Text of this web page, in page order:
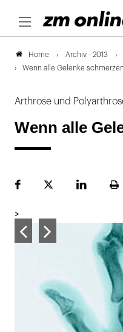
Home Archiv - 2013
Wenn alle Gelenke schmerzen
Arthrose und
Wenn alle
FacebookPlattformLinekdIn
>